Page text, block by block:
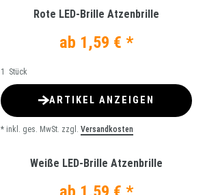
Rote LED-Brille Atzenbrille
ab 1,59 € *
1 Stück
ARTIKEL ANZEIGEN
* inkl. ges. MwSt. zzgl. Versandkosten
Weiße LED-Brille Atzenbrille